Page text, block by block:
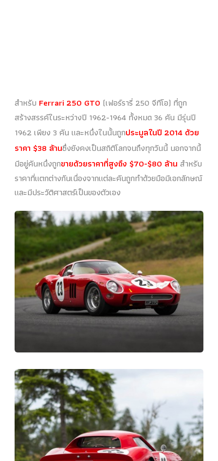
สำหรับ Ferrari 250 GTO (เฟอร์รารี่ 250 จีทีโอ) ที่ถูก
สร้างสรรค์ในระหว่างปี 1962-1964 ทั้งหมด 36 คัน มีรุ่นปี
1962 เพียง 3 คัน และหนึ่งในนั้นถูกประมูลในปี 2014 ด้วย
ราคา $38 ล้านซึ่งยังคงเป็นสถิติโลกจนถึงทุกวันนี้ นอกจากนี้
มีอยู่คันหนึ่งถูกขายด้วยราคาที่สูงถึง $70-$80 ล้าน สำหรับ
ราคาที่แตกต่างกันเนื่องจากแต่ละคันถูกทำด้วยมือมีเอกลักษณ์
และมีประวัติศาสตร์เป็นของตัวเอง